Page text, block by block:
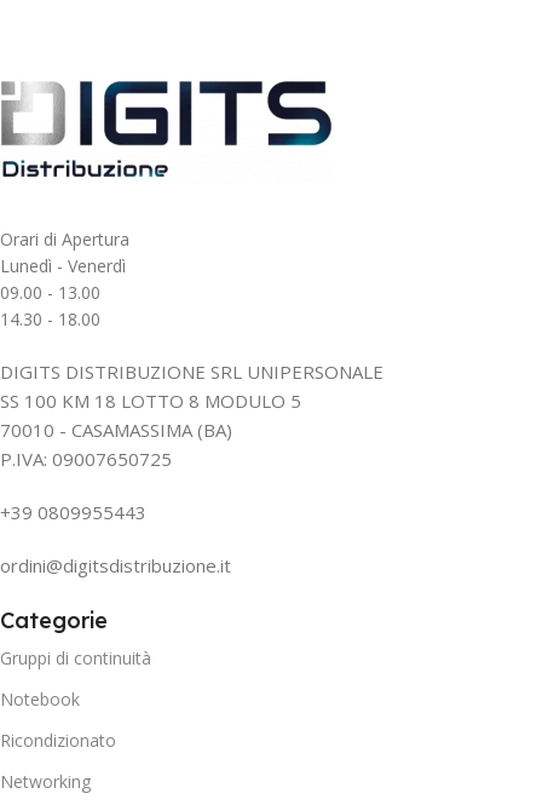
Orari di Apertura
Lunedì - Venerdì
09.00 - 13.00
14.30 - 18.00
DIGITS DISTRIBUZIONE SRL UNIPERSONALE
SS 100 KM 18 LOTTO 8 MODULO 5
70010 - CASAMASSIMA (BA)
P.IVA: 09007650725
+39 0809955443
ordini@digitsdistribuzione.it
Categorie
Gruppi di continuità
Notebook
Ricondizionato
Networking